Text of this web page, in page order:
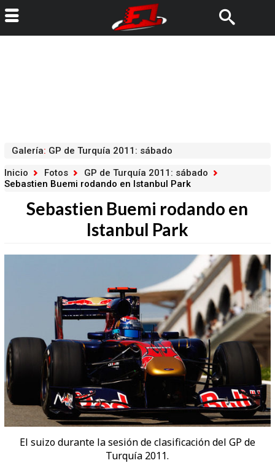
Galería: GP de Turquía 2011: sábado
Inicio
Fotos
GP de Turquía 2011: sábado
Sebastien Buemi rodando en Istanbul Park
Sebastien Buemi rodando en
Istanbul Park
El suizo durante la sesión de clasificación del GP de
Turquía 2011.